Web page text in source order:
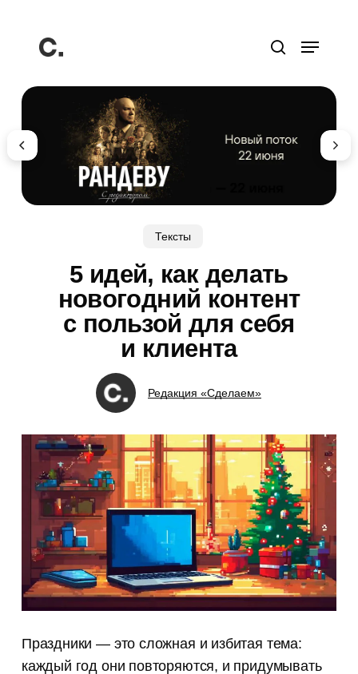
основному
содержанию
поиск
Меню
Тексты
5 идей, как делать
новогодний контент
с пользой для себя
и клиента
Редакция «Сделаем»
Праздники — это сложная и избитая тема:
каждый год они повторяются, и придумывать